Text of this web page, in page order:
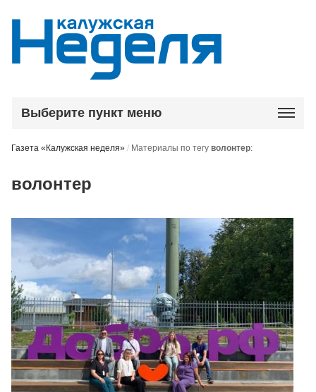
Выберите пункт меню
Газета «Калужская неделя» / Материалы по тегуволонтер:
волонтер